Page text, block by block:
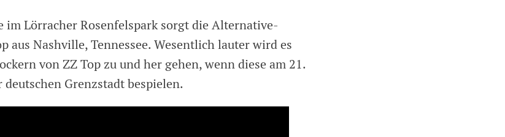
im Lörracher Rosenfelspark sorgt die Alternative-
aus Nashville, Tennessee. Wesentlich lauter wird es
von ZZ Top zu und her gehen, wenn diese am 21.
Grenzstadt bespielen.